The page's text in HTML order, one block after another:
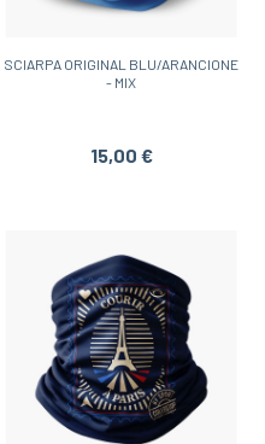
SCIARPA ORIGINAL BLU/ARANCIONE
- MIX
15,00 €